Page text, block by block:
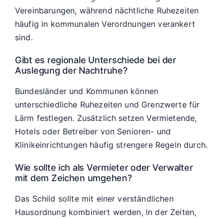
Vereinbarungen, während nächtliche Ruhezeiten
häufig in kommunalen Verordnungen verankert
sind.
Gibt es regionale Unterschiede bei der
Auslegung der Nachtruhe?
Bundesländer und Kommunen können
unterschiedliche Ruhezeiten und Grenzwerte für
Lärm festlegen. Zusätzlich setzen Vermietende,
Hotels oder Betreiber von Senioren- und
Klinikeinrichtungen häufig strengere Regeln durch.
Wie sollte ich als Vermieter oder Verwalter
mit dem Zeichen umgehen?
Das Schild sollte mit einer verständlichen
Hausordnung kombiniert werden, in der Zeiten,